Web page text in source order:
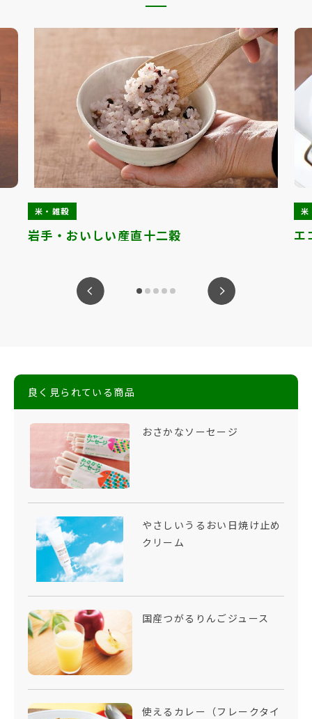
米・雑穀
岩手・おいしい産直十二穀
米
エ
良く見られている商品
おさかなソーセージ
やさしいうるおい日焼け止め
クリーム
国産つがるりんごジュース
使えるカレー（フレークタイ